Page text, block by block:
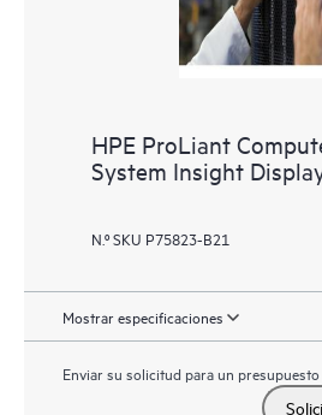
HPE ProLiant
System Insight
N.º SKU P75823-B21
Mostrar especificaciones
Enviar su solicitud para un